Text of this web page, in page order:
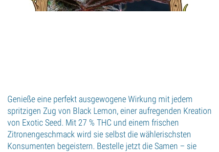
Genieße eine perfekt ausgewogene Wirkung mit jedem
spritzigen Zug von Black Lemon, einer aufregenden Kreation
von Exotic Seed. Mit 27 % THC und einem frischen
Zitronengeschmack wird sie selbst die wählerischsten
Konsumenten begeistern. Bestelle jetzt die Samen – sie